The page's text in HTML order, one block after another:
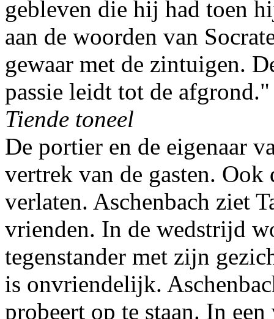
gebleven die hij had toen
aan de woorden van
gewaar met de zintuigen.
passie leidt tot de afgrond."
Tiende toneel
De portier en de eigenaar
vertrek van de gasten.
verlaten. Aschenbach ziet
vrienden. In de wedstrijd
tegenstander met zijn
is onvriendelijk.
probeert op te staan. In